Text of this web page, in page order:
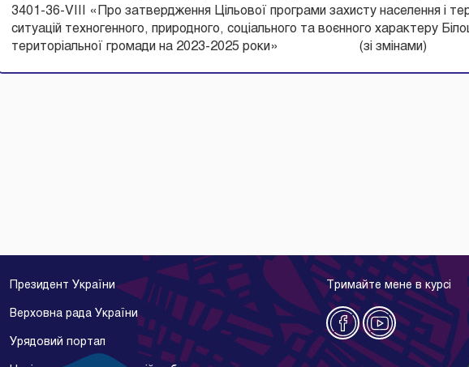
3401-36-VIII «Про затвердження Цільової програми захисту населення і
ситуацій техногенного, природного, соціального та воєнного характеру
територіальної громади на 2023-2025 роки» (зі змінами)
Президент України
Верховна рада України
Урядовий портал
Тримайте мене в курсі